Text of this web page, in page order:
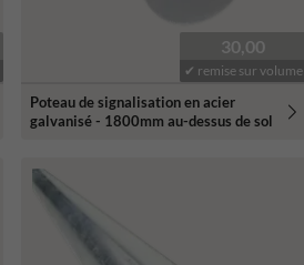
30,00
✔ remise sur volume
Poteau de signalisation en acier
galvanisé - 1800mm au-dessus de sol